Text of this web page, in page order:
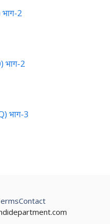
भाग-2
भाग-2
भाग-3
Contact